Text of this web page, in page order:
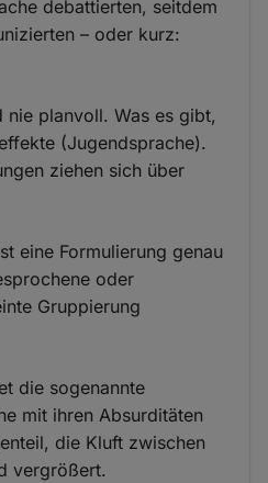
debattierten, seitdem
– oder kurz:
nie planvoll. Was es gibt,
(Jugendsprache).
ziehen sich über
eine Formulierung genau
oder
Gruppierung
die sogenannte
mit ihren Absurditäten
die Kluft zwischen
vergrößert.